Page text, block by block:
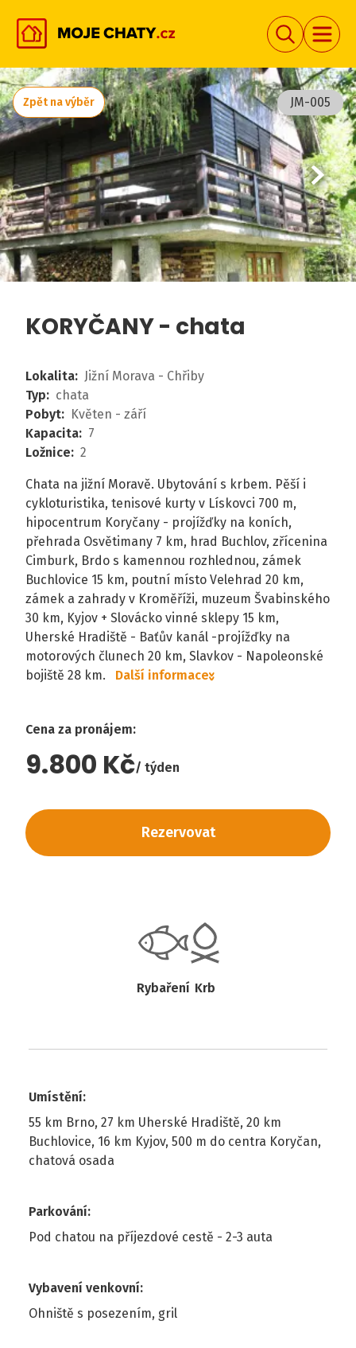
KORYČANY - chata
Lokalita: Jižní Morava - Chřiby
Typ: chata
Pobyt: Květen - září
Kapacita: 7
Ložnice: 2
Chata na jižní Moravě. Ubytování s krbem. Pěší i
cykloturistika, tenisové kurty v Lískovci 700 m,
hipocentrum Koryčany - projížďky na koních,
přehrada Osvětimany 7 km, hrad Buchlov, zřícenina
Cimburk, Brdo s kamennou rozhlednou, zámek
Buchlovice 15 km, poutní místo Velehrad 20 km,
zámek a zahrady v Kroměříži, muzeum Švabinského
30 km, Kyjov + Slovácko vinné sklepy 15 km,
Uherské Hradiště - Baťův kanál -projížďky na
motorových člunech 20 km, Slavkov - Napoleonské
bojiště 28 km.
Další informace
Cena za pronájem:
9.800 Kč týden
Zpět na výběr JM-005
Rezervovat
Rybaření Krb
Umístění:
55 km Brno, 27 km Uherské Hradiště, 20 km
Buchlovice, 16 km Kyjov, 500 m do centra Koryčan,
chatová osada
Parkování:
Pod chatou na příjezdové cestě - 2-3 auta
Vybavení venkovní:
Ohniště s posezením, gril